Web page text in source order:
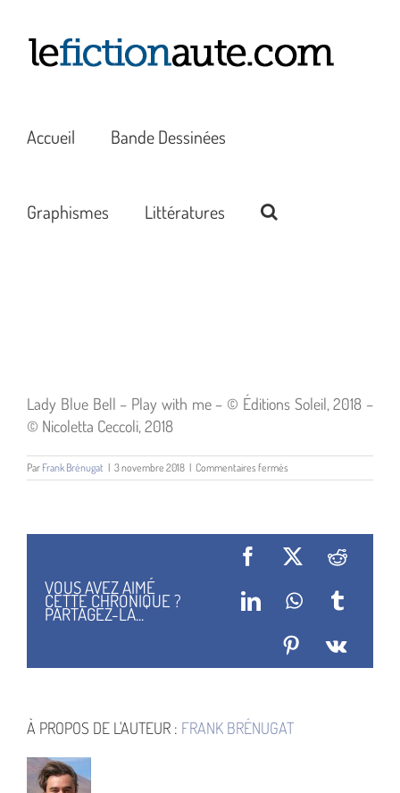
contenu
Accueil Bande Dessinées
Graphismes Littératures
Lady Blue Bell – Play with me – © Éditions Soleil, 2018 –
© Nicoletta Ceccoli, 2018
Par Frank Brénugat | 3 novembre 2018 | Commentaires fermés
Play
VOUS AVEZ AIMÉ
CETTE CHRONIQUE ?
PARTAGEZ-LA...
Facebook
X Reddit
LinkedInWhatsApp
Tumblr
Pinterest
Vk
À PROPOS DE L'AUTEUR : FRANK BRÉNUGAT